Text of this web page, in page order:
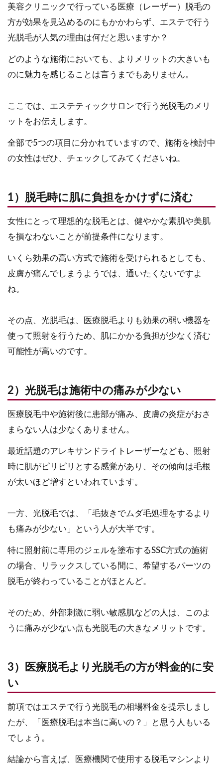
美容クリニックで行っている医療（レーザー）脱毛の
方が効果を見込めるのにもかかわらず、エステで行う
光脱毛が人気の理由は何だと思いますか？
どのような施術においても、よりメリットの大きいも
のに魅力を感じることは言うまでもありません。
ここでは、エステティックサロンで行う光脱毛のメリ
ットをお伝えします。
全部で5つの項目に分かれていますので、施術を検討中
の女性はぜひ、チェックしてみてくださいね。
1）脱毛時に肌に負担をかけずに済む
女性にとって理想的な脱毛とは、健やかな素肌や美肌
を損なわないことが前提条件になります。
いくら効果の高い方式で施術を受けられるとしても、
皮膚が痛んでしまうようでは、通いたくないですよ
ね。
その点、光脱毛は、医療脱毛よりも効果の弱い機器を
使って照射を行うため、肌にかかる負担が少なく済む
可能性が高いのです。
2）光脱毛は施術中の痛みが少ない
医療脱毛中や施術後に患部が痛み、皮膚の炎症がおさ
まらない人は少なくありません。
最近話題のアレキサンドライトレーザーなども、照射
時に肌がピリピリとする感覚があり、その傾向は毛根
が太いほど増すといわれています。
一方、光脱毛では、「毛抜きでムダ毛処理をするより
も痛みが少ない」という人が大半です。
特に照射前に専用のジェルを塗布するSSC方式の施術
の場合、リラックスしている間に、希望するパーツの
脱毛が終わっていることがほとんど。
そのため、外部刺激に弱い敏感肌などの人は、このよ
うに痛みが少ない点も光脱毛の大きなメリットです。
3）医療脱毛より光脱毛の方が料金的に安
い
前項ではエステで行う光脱毛の相場料金を提示しまし
たが、「医療脱毛は本当に高いの？」と思う人もいる
でしょう。
結論から言えば、医療機関で使用する脱毛マシンより